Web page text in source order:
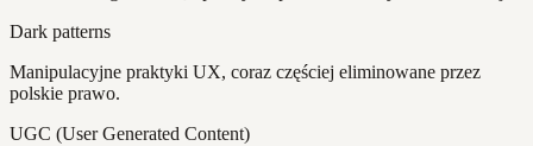
Dark patterns
Manipulacyjne praktyki UX, coraz częściej eliminowane przez
polskie prawo.
UGC (User Generated Content)